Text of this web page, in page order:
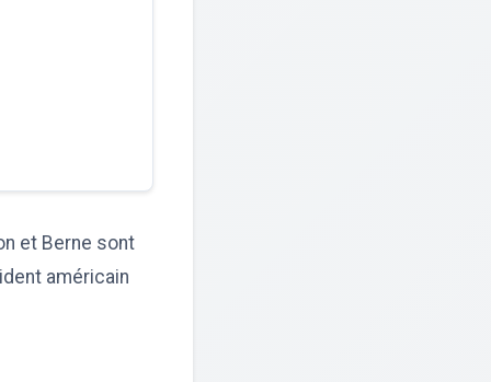
et Berne sont
américain